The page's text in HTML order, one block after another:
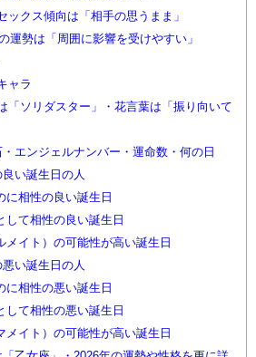
ックス傾向は「相手の思うまま」
運勢は「周囲に影響を受けやすい」
ャラ
「ソリダスター」・花言葉は「振り向いて
エンジェルナンバー・運命数・何の日
い誕生日の人
に相性の良い誕生日
て相性の良い誕生日
イト）の可能性が高い誕生日
い誕生日の人
に相性の悪い誕生日
て相性の悪い誕生日
イト）の可能性が高い誕生日